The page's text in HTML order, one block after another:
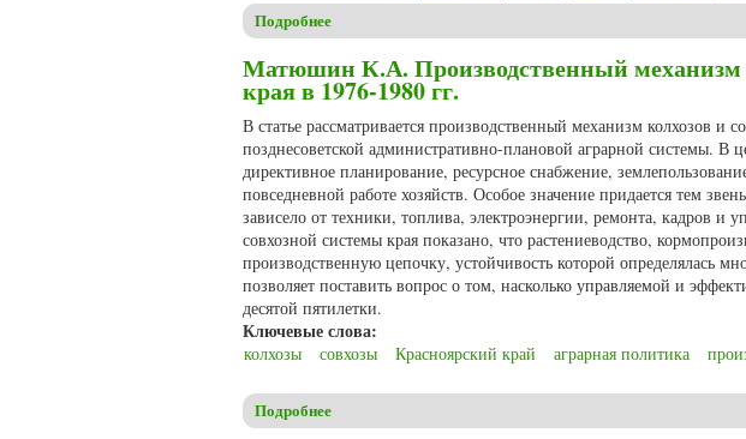
Подробнее
Матюшин К.А. Производственный механизм
края в 1976-1980 гг.
В статье рассматривается производственный механизм колхозов и
позднесоветской административно-плановой аграрной системы. В
директивное планирование, ресурсное снабжение,
повседневной работе хозяйств. Особое значение придается тем
зависело от техники, топлива, электроэнергии, ремонта, кадров и
совхозной системы края показано, что растениеводство,
производственную цепочку, устойчивость которой определялась
позволяет поставить вопрос о том, насколько управляемой и
десятой пятилетки.
Ключевые слова:
колхозы совхозы Красноярский край аграрная политика
Подробнее